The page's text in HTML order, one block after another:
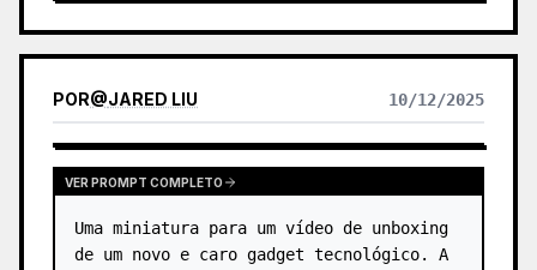
POR@JARED LIU 10/12/2025
VER PROMPT COMPLETO
Uma miniatura para um vídeo de unboxing
de um novo e caro gadget tecnológico. A